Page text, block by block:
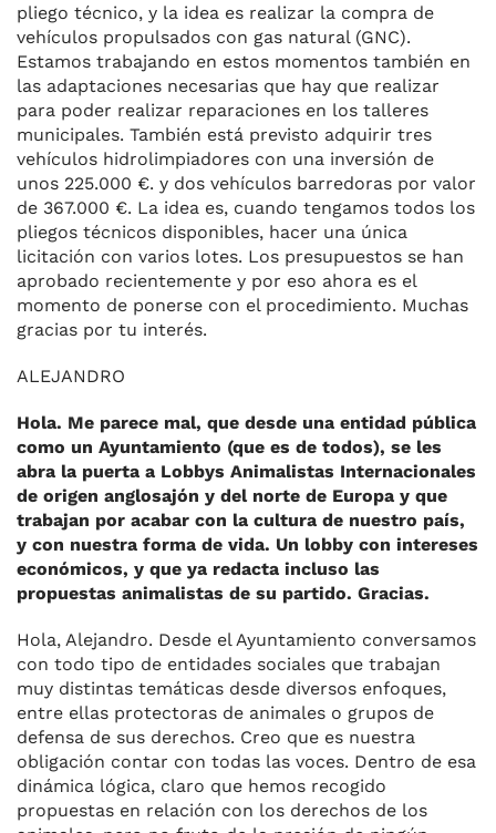
pliego técnico, y la idea es realizar la compra de
vehículos propulsados con gas natural (GNC).
Estamos trabajando en estos momentos también en
las adaptaciones necesarias que hay que realizar
para poder realizar reparaciones en los talleres
municipales. También está previsto adquirir tres
vehículos hidrolimpiadores con una inversión de
unos 225.000 €. y dos vehículos barredoras por valor
de 367.000 €. La idea es, cuando tengamos todos los
pliegos técnicos disponibles, hacer una única
licitación con varios lotes. Los presupuestos se han
aprobado recientemente y por eso ahora es el
momento de ponerse con el procedimiento. Muchas
gracias por tu interés.
ALEJANDRO
Hola. Me parece mal, que desde una entidad pública
como un Ayuntamiento (que es de todos), se les
abra la puerta a Lobbys Animalistas Internacionales
de origen anglosajón y del norte de Europa y que
trabajan por acabar con la cultura de nuestro país,
y con nuestra forma de vida. Un lobby con intereses
económicos, y que ya redacta incluso las
propuestas animalistas de su partido. Gracias.
Hola, Alejandro. Desde el Ayuntamiento conversamos
con todo tipo de entidades sociales que trabajan
muy distintas temáticas desde diversos enfoques,
entre ellas protectoras de animales o grupos de
defensa de sus derechos. Creo que es nuestra
obligación contar con todas las voces. Dentro de esa
dinámica lógica, claro que hemos recogido
propuestas en relación con los derechos de los